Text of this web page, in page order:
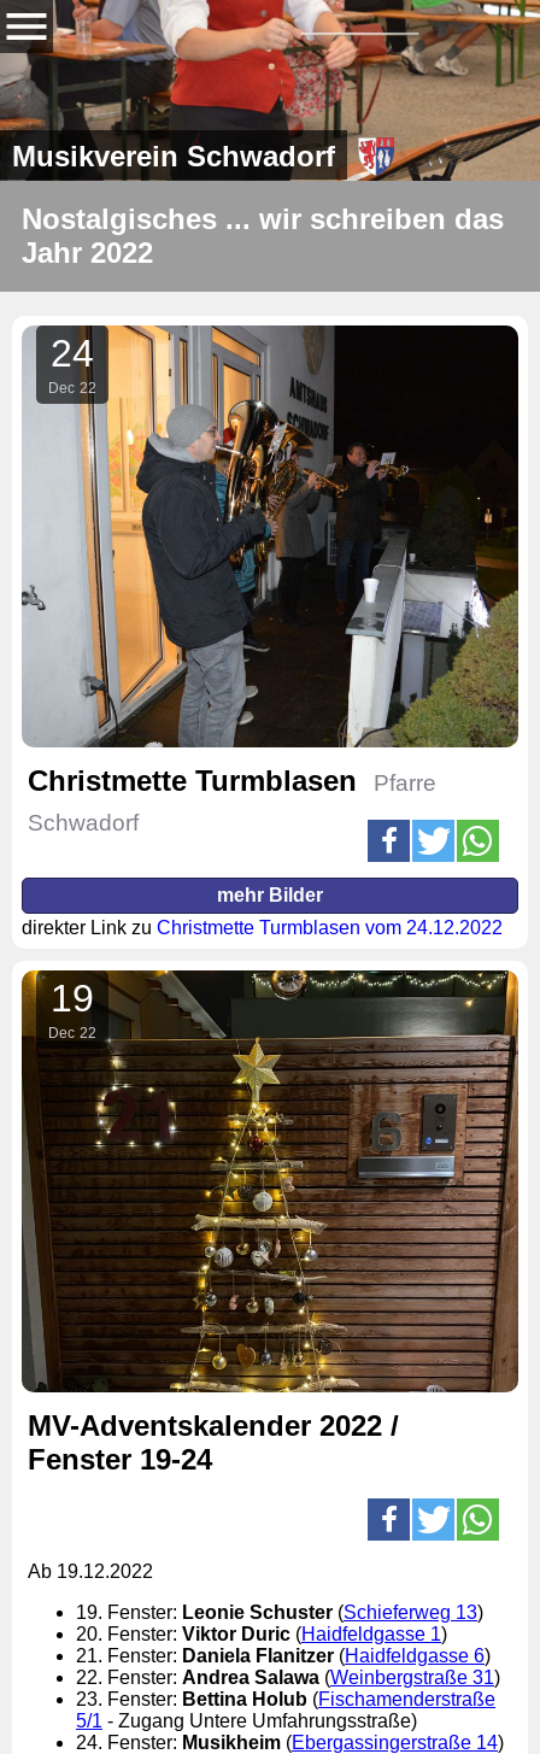
Musikverein Schwadorf
Nostalgisches ... wir schreiben das
Jahr 2022
24
Dec 22
Christmette Turmblasen
Pfarre
Schwadorf
mehr Bilder
direkter Link zu Christmette Turmblasen vom 24.12.2022
19
Dec 22
MV-Adventskalender 2022 /
Fenster 19-24
Ab 19.12.2022
19. Fenster: Leonie Schuster (Schieferweg 13)
20. Fenster: Viktor Duric (Haidfeldgasse 1)
21. Fenster: Daniela Flanitzer (Haidfeldgasse 6)
22. Fenster: Andrea Salawa (Weinbergstraße 31)
23. Fenster: Bettina Holub (Fischamenderstraße
5/1 - Zugang Untere Umfahrungsstraße)
24. Fenster: Musikheim (Ebergassingerstraße 14)